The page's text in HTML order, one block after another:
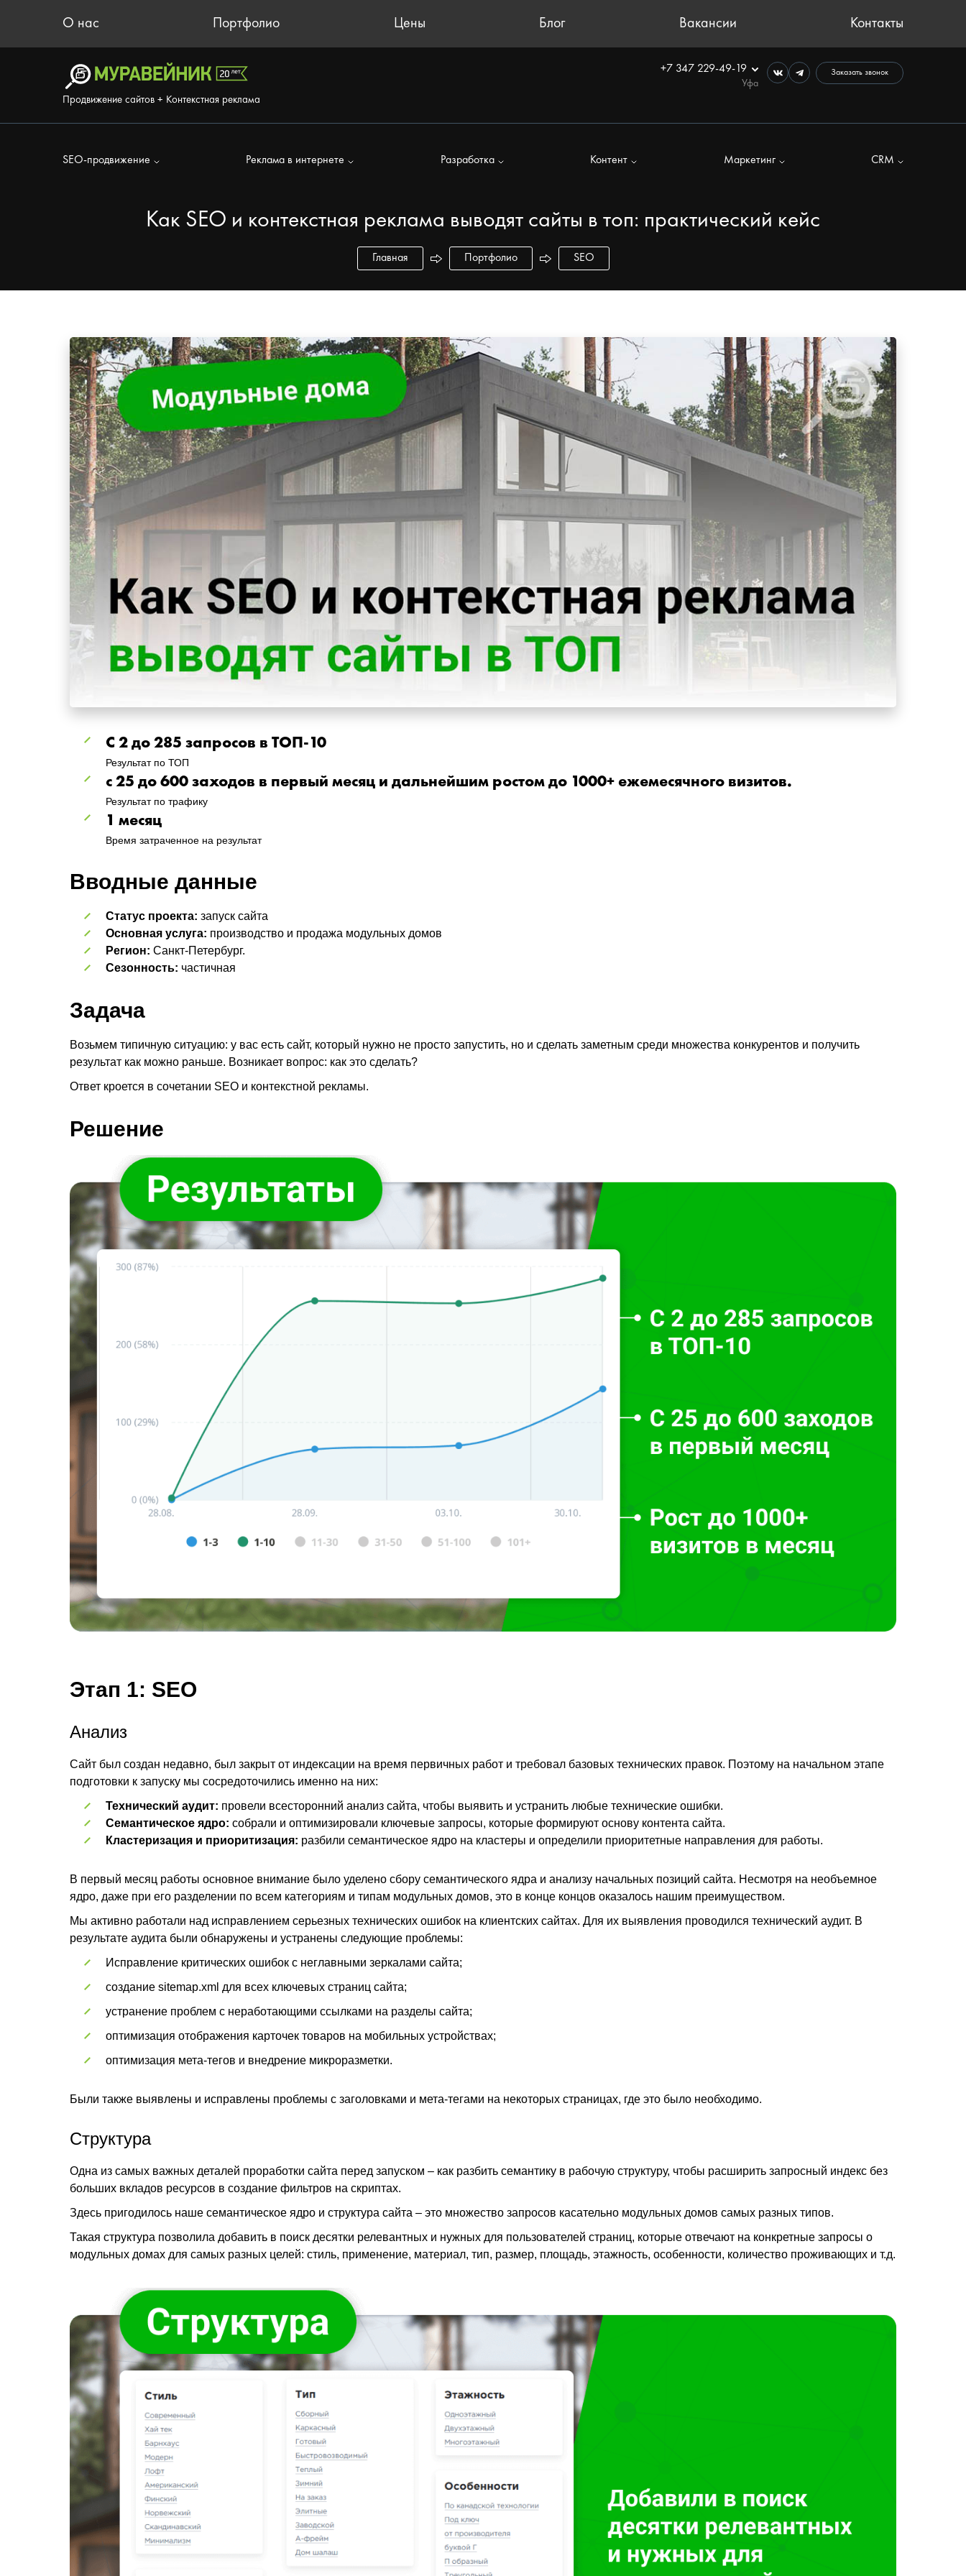
О нас Портфолио Цены Блог Вакансии Контакты
Продвижение сайтов + Контекстная реклама
+7 347 229-49-19
Уфа
Заказать звонок
SEO-продвижение Реклама в интернете Разработка Контент Маркетинг CRM
Как SEO и контекстная реклама выводят сайты в топ: практический кейс
Главная Портфолио SEO
С 2 до 285 запросов в ТОП-10
Результат по ТОП
с 25 до 600 заходов в первый месяц и дальнейшим ростом до 1000+ ежемесячного визитов.
Результат по трафику
1 месяц
Время затраченное на результат
Вводные данные
Статус проекта: запуск сайта
Основная услуга: производство и продажа модульных домов
Регион: Санкт-Петербург.
Сезонность: частичная
Задача
Возьмем типичную ситуацию: у вас есть сайт, который нужно не просто запустить, но и сделать заметным среди множества конкурентов и получить
результат как можно раньше. Возникает вопрос: как это сделать?
Ответ кроется в сочетании SEO и контекстной рекламы.
Решение
Этап 1: SEO
Анализ
Сайт был создан недавно, был закрыт от индексации на время первичных работ и требовал базовых технических правок. Поэтому на начальном этапе
подготовки к запуску мы сосредоточились именно на них:
Технический аудит: провели всесторонний анализ сайта, чтобы выявить и устранить любые технические ошибки.
Семантическое ядро: собрали и оптимизировали ключевые запросы, которые формируют основу контента сайта.
Кластеризация и приоритизация: разбили семантическое ядро на кластеры и определили приоритетные направления для работы.
В первый месяц работы основное внимание было уделено сбору семантического ядра и анализу начальных позиций сайта. Несмотря на необъемное
ядро, даже при его разделении по всем категориям и типам модульных домов, это в конце концов оказалось нашим преимуществом.
Мы активно работали над исправлением серьезных технических ошибок на клиентских сайтах. Для их выявления проводился технический аудит. В
результате аудита были обнаружены и устранены следующие проблемы:
Исправление критических ошибок с неглавными зеркалами сайта;
создание sitemap.xml для всех ключевых страниц сайта;
устранение проблем с неработающими ссылками на разделы сайта;
оптимизация отображения карточек товаров на мобильных устройствах;
оптимизация мета-тегов и внедрение микроразметки.
Были также выявлены и исправлены проблемы с заголовками и мета-тегами на некоторых страницах, где это было необходимо.
Структура
Одна из самых важных деталей проработки сайта перед запуском – как разбить семантику в рабочую структуру, чтобы расширить запросный индекс без
больших вкладов ресурсов в создание фильтров на скриптах.
Здесь пригодилось наше семантическое ядро и структура сайта – это множество запросов касательно модульных домов самых разных типов.
Такая структура позволила добавить в поиск десятки релевантных и нужных для пользователей страниц, которые отвечают на конкретные запросы о
модульных домах для самых разных целей: стиль, применение, материал, тип, размер, площадь, этажность, особенности, количество проживающих и т.д.